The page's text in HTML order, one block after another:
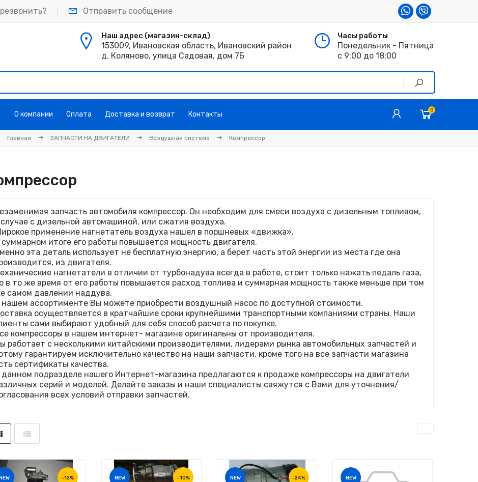
Отправить сообщение
Наш адрес (магазин-склад)
153009, Ивановская область, Ивановский район
д. Коляново, улица Садовая, дом 7Б
Часы работы
Понедельник - Пятница
с 9:00 до 18:00
О компании Оплата Доставка и возврат Контакты 0
Главная ЗАПЧАСТИ НА ДВИГАТЕЛИ Воздушная система Компрессор
запчасть автомобиля компрессор. Он необходим для смеси воздуха с дизельным топливом,
с дизельной автомашиной, или сжатия воздуха.
применение нагнетатель воздуха нашел в поршневых «движка».
итоге его работы повышается мощность двигателя.
эта деталь использует не бесплатную энергию, а берет часть этой энергии из места где она
из двигателя.
нагнетатели в отличии от турбонадува всегда в работе, стоит только нажать педаль газа,
в то же время от его работы повышается расход топлива и суммарная мощность также меньше при том
самом давлении наддува.
нашем ассортименте Вы можете приобрести воздушный насос по доступной стоимости.
осуществляется в кратчайшие сроки крупнейшими транспортными компаниями страны. Наши
сами выбирают удобный для себя способ расчета по покупке.
компрессоры в нашем интернет- магазине оригинальны от производителя.
работает с несколькими китайскими производителями, лидерами рынка автомобильных запчастей и
гарантируем исключительно качество на наши запчасти, кроме того на все запчасти магазина
сертификаты качества.
подразделе нашего Интернет-магазина предлагаются к продаже компрессоры на двигатели
серий и моделей. Делайте заказы и наши специалисты свяжутся с Вами для уточнения/
всех условий отправки запчастей.
-12% NEW -10% NEW -24% NEW